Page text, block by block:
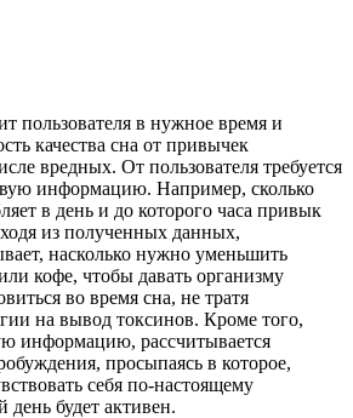
пользователя в нужное время и
качества сна от привычек
вредных. От пользователя требуется
информацию. Например, сколько
в день и до которого часа привык
из полученных данных,
насколько нужно уменьшить
кофе, чтобы давать организму
во время сна, не тратя
на вывод токсинов. Кроме того,
информацию, рассчитывается
просыпаясь в которое,
себя по-настоящему
будет активен.